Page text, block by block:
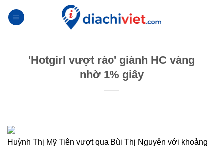
'Hotgirl vượt rào' giành HC vàng
nhờ 1% giây
Huỳnh Thị Mỹ Tiên vượt qua Bùi Thị Nguyên với khoảng